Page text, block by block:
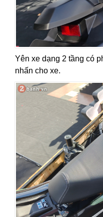
Yên xe dạng 2 tầng có
nhấn cho xe.